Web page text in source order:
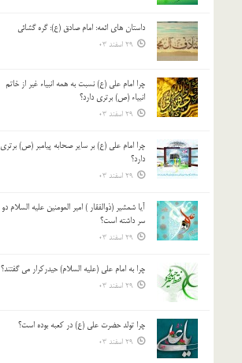
داستان های ائمه: امام صادق (ع): گره گشائی
29 اسفند 03
چرا امام علی (ع) نسبت به همه انبیاء غیر از خاتم
انبیاء (ص) برتری دارد؟
29 اسفند 03
چرا امام علی (ع) بر سایر صحابه پیامبر (ص) برتری
دارد؟
29 اسفند 03
آیا شمشیر (ذوالفقار ) امیر المومنین علیه السلام دو
سر داشته است؟
29 اسفند 03
چرا به امام علی (علیه السلام) حیدرکرار می گفتند؟
29 اسفند 03
چرا تولد حضرت علی (ع) در کعبه بوده است؟
29 اسفند 03